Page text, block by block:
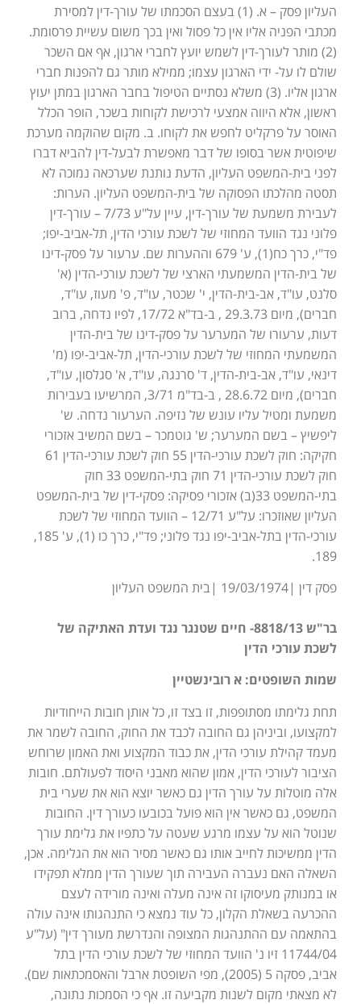
העליון פסק – א. (1) בעצם הסכמתו של עורך-דין למסירת
מכתבי הפניה אליו אין כל פסול ואין בכך משום עשיית פרסומת.
(2) מותר לעורך-דין לשמש יועץ לחברי ארגון, אף אם השכר
שולם לו על- ידי הארגון עצמו; ממילא מותר גם להפנות חברי
ארגון אליו. (3) משלא נסתיים הטיפול בחבר הארגון במתן יעוץ
ראשון, אלא היווה אמצעי לרכישת לקוחות בשכר, הופר הכלל
האוסר על פרקליט לחפש את לקוחו. ב. מקום שהוקמה מערכת
שיפוטית אשר בסופו של דבר מאפשרת לבעל-דין להביא דברו
לפני בית-המשפט העליון, הדעת נותנת שערכאה נמוכה לא
תסטה מהלכתו הפסוקה של בית-המשפט העליון. הערות:
לעבירת משמעת של עורך-דין, עיין על"ע 7/73 – עורך-דין
פלוני נגד הוועד המחוזי של לשכת עורכי הדין, תל-אביב-יפו;
פד"י, כרך כח(1), ע' 679 וההערות שם. ערעור על פסק-דינו
של בית-הדין המשמעתי הארצי של לשכת עורכי-הדין (א'
סלנט, עו"ד, אב-בית-הדין, י' שכטר, עו"ד, פ' מעוז, עו"ד,
חברים), מיום 29.3.73 , ב-בד"א 17/72, לפיו נדחה, ברוב
דעות, ערעורו של המערער על פסק-דינו של בית-הדין
המשמעתי המחוזי של לשכת עורכי-הדין, תל-אביב-יפו (מ'
דינאי, עו"ד, אב-בית-הדין, ד' סרנגה, עו"ד, א' סגלסון, עו"ד,
חברים), מיום 28.6.72 , ב-בד"מ 3/71, המרשיעו בעבירות
משמעת ומטיל עליו עונש של נזיפה. הערעור נדחה. ש'
ליפשיץ – בשם המערער; ש' גוטמכר – בשם המשיב אזכורי
חקיקה: חוק לשכת עורכי-הדין 55 חוק לשכת עורכי-הדין 61
חוק לשכת עורכי-הדין 71 חוק בתי-המשפט 33 חוק
בתי-המשפט 33(ב) אזכורי פסיקה: פסקי-דין של בית-המשפט
העליון שאוזכרו: על"ע 12/71 – הוועד המחוזי של לשכת
עורכי-הדין בתל-אביב-יפו נגד פלוני; פד"י, כרך כו (1), ע' 185,
189.
פסק דין |19/03/1974 |בית המשפט העליון
בר"ש 8818/13- חיים שטנגר נגד ועדת האתיקה של
לשכת עורכי הדין
שמות השופטים: א רובינשטיין
תחת גלימתו מסתופפות, זו בצד זו, כל אותן חובות הייחודיות
למקצועו, וביניהן גם החובה לכבד את החוק, החובה לשמר את
מעמד קהילת עורכי הדין, את כבוד המקצוע ואת האמון שרוחש
הציבור לעורכי הדין, אמון שהוא מאבני היסוד לפעולתם. חובות
אלה מוטלות על עורך הדין גם כאשר יוצא הוא את שערי בית
המשפט, גם כאשר אין הוא פועל בכובעו כעורך דין. החובות
שנוטל הוא על עצמו מרגע שעטה על כתפיו את גלימת עורך
הדין ממשיכות לחייב אותו גם כאשר מסיר הוא את הגלימה. אכן,
השאלה האם נעברה העבירה תוך שעורך הדין ממלא תפקידו
או במנותק מעיסוקו זה אינה מעלה ואינה מורידה לעצם
ההכרעה בשאלת הקלון, כל עוד נמצא כי התנהגותו אינה עולה
בהתאמה עם ההתנהגות המצופה והנדרשת מעורך דין" (על"ע
11744/04 זיו נ' הוועד המחוזי של לשכת עורכי הדין בתל
אביב, פסקה 5 (2005), מפי השופטת ארבל והאסמכתאות שם).
לא מצאתי מקום לשנות מקביעה זו. אף כי הסמכות נתונה,